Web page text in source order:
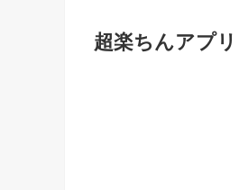
超楽ちんアプ